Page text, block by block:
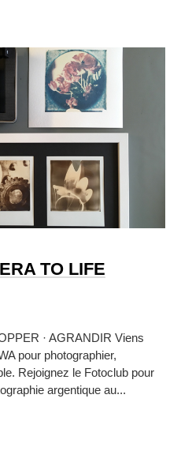
TO LIFE
· AGRANDIR Viens
pour photographier,
Rejoignez le Fotoclub pour
argentique au...